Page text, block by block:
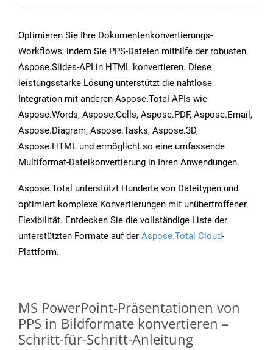
Optimieren Sie Ihre Dokumentenkonvertierungs-
Workflows, indem Sie PPS-Dateien mithilfe der robusten
Aspose.Slides-API in HTML konvertieren. Diese
leistungsstarke Lösung unterstützt die nahtlose
Integration mit anderen Aspose.Total-APIs wie
Aspose.Words, Aspose.Cells, Aspose.PDF, Aspose.Email,
Aspose.Diagram, Aspose.Tasks, Aspose.3D,
Aspose.HTML und ermöglicht so eine umfassende
Multiformat-Dateikonvertierung in Ihren Anwendungen.
Aspose.Total unterstützt Hunderte von Dateitypen und
optimiert komplexe Konvertierungen mit unübertroffener
Flexibilität. Entdecken Sie die vollständige Liste der
unterstützten Formate auf der Aspose.Total Cloud-
Plattform.
MS PowerPoint-Präsentationen von
PPS in Bildformate konvertieren –
Schritt-für-Schritt-Anleitung